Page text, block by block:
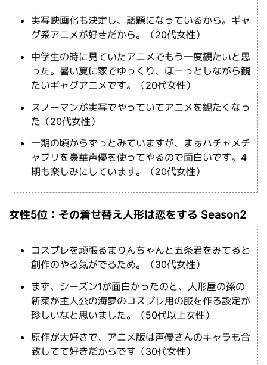
実写映画化も決定し、話題になっているから。ギャ
グ系アニメが好きだから。（20代女性）
中学生の時に見ていたアニメでもう一度観たいと思
った。暑い夏に家でゆっくり、ぼーっとしながら観
たいギャグアニメです。（20代女性）
スノーマンが実写でやっていてアニメを観たくなっ
た（20代女性）
一期の頃からずっとみていますが、まぁハチャメチ
ャブリを豪華声優を使ってやるので面白いです。4
期も楽しみにしています。（20代女性）
女性5位：その着せ替え人形は恋をする Season2
コスプレを頑張るまりんちゃんと五条君をみてると
創作のやる気がでるため。（30代女性）
まず、シーズン1が面白かったのと、人形屋の孫の
新菜が主人公の海夢のコスプレ用の服を作る設定が
珍しいなと思いました。（50代以上女性）
原作が大好きで、アニメ版は声優さんのキャラも合
致してて好きだからです（30代女性）